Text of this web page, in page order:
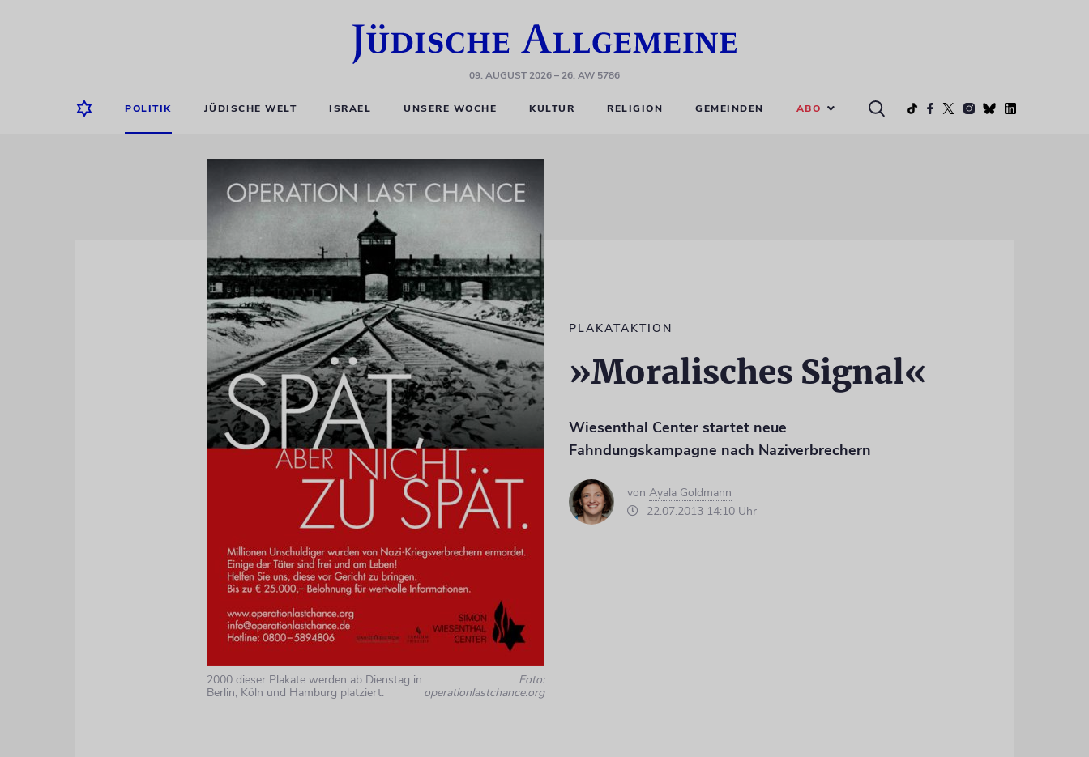
09. AUGUST 2026– 26. AW 5786
POLITIK JÜDISCHE WELT ISRAEL UNSERE WOCHE KULTUR RELIGION GEMEINDEN ABO
2000 dieser Plakate werden ab Dienstag in
Berlin, Köln und Hamburg platziert.
Foto:
operationlastchance.org
PLAKATAKTION
»Moralisches Signal«
Wiesenthal Center startet neue
Fahndungskampagne nach Naziverbrechern
von Ayala Goldmann
22.07.2013 14:10 Uhr